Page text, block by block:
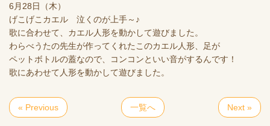
6月28日（木）
げこげこカエル 泣くのが上手～♪
歌に合わせて、カエル人形を動かして遊びました。
わらべうたの先生が作ってくれたこのカエル人形、足が
ペットボトルの蓋なので、コンコンといい音がするんです！
歌にあわせて人形を動かして遊びました。
« Previous 一覧へ Next »